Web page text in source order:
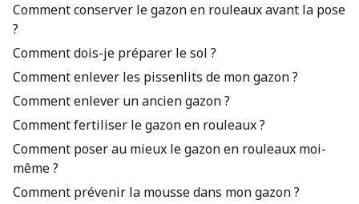
Comment conserver le gazon en rouleaux avant la pose
?
Comment dois-je préparer le sol ?
Comment enlever les pissenlits de mon gazon ?
Comment enlever un ancien gazon ?
Comment fertiliser le gazon en rouleaux ?
Comment poser au mieux le gazon en rouleaux moi-
même ?
Comment prévenir la mousse dans mon gazon ?